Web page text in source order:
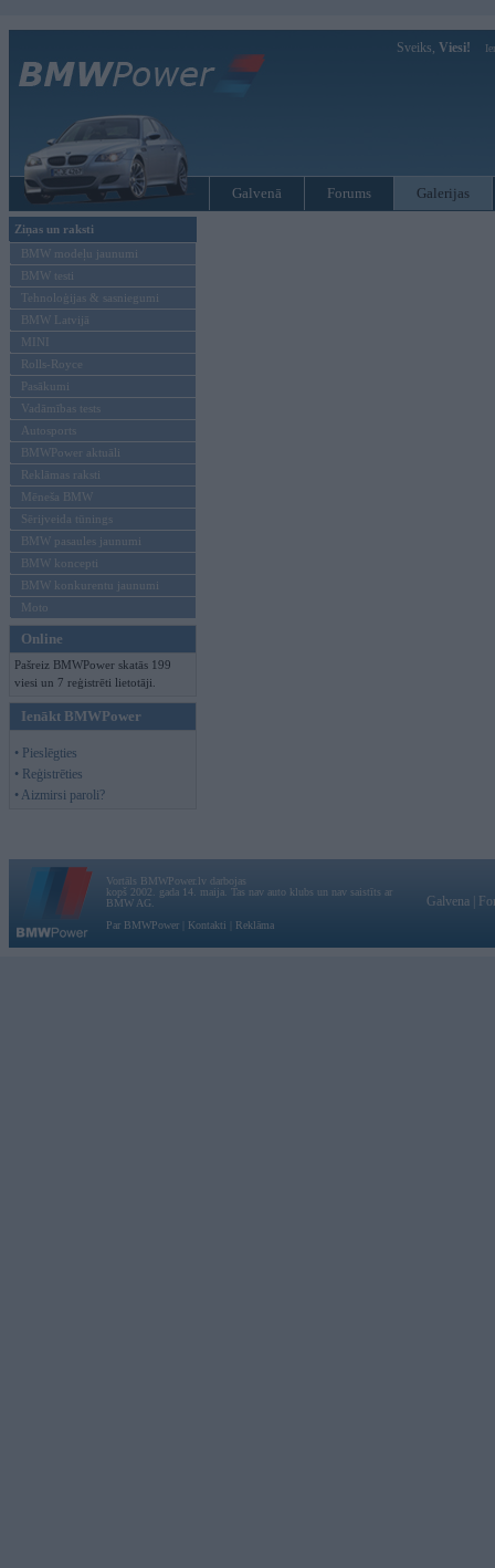
Sveiks, Viesi!
Galvenā Forums Galerijas
Ziņas un raksti
BMW modeļu jaunumi
BMW testi
Tehnoloģijas & sasniegumi
BMW Latvijā
MINI
Rolls-Royce
Pasākumi
Vadāmības tests
Autosports
BMWPower aktuāli
Reklāmas raksti
Mēneša BMW
Sērijveida tūnings
BMW pasaules jaunumi
BMW koncepti
BMW konkurentu jaunumi
Moto
Online
Pašreiz BMWPower skatās 199
viesi un 7 reģistrēti lietotāji.
Ienākt BMWPower
• Pieslēgties
• Reģistrēties
• Aizmirsi paroli?
Vortāls BMWPower.lv darbojas
kopš 2002. gada 14. maija. Tas nav auto klubs un nav saistīts ar
BMW AG.
Par BMWPower
Kontakti Reklāma
Galvena